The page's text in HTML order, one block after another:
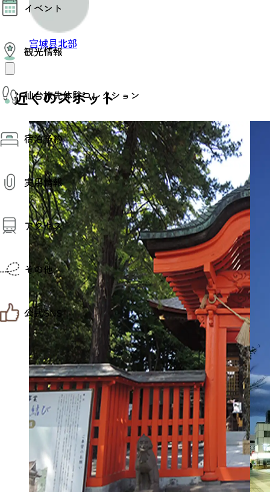
AIおまかせコース
オリジナルプラン
みんなの旅行記
イベント
イベント情報
その他イベント情報（音楽・展示会）
観光情報
温泉
美味いもの
季節のイベント
プロスポーツチーム・プロオーケストラ
仙台の銘品
仙台夜時間
宿泊施設
仙台観光マップ
仙台旅先体験コレクション
仙台旅先体験コレクション
体験プログラム検索（予約）
体験事業者からのお知らせ
体験トピックス
体験事業者
宿泊予約
宿泊予約
実用情報
観光案内
お役立ち情報
観光アプリ
仙台観光マップ
アクセス
仙台までの経路検索
市内の交通情報
お得なチケット
その他
お知らせ
お問い合わせ
教育旅行
観光マップ
せんだい旅日和とは
サイト利用規約
プライバシーポリシー
サイトマップ
仙臺写真館フォトギャラリー
公式SNS
せんだい旅日和 X
せんだい旅日和 Instagram
せんだい旅日和 Facebook
仙台旅先体験コレクション Facebook
仙台旅先体験コレクション Instagaram
宫城县北部
近くのスポット